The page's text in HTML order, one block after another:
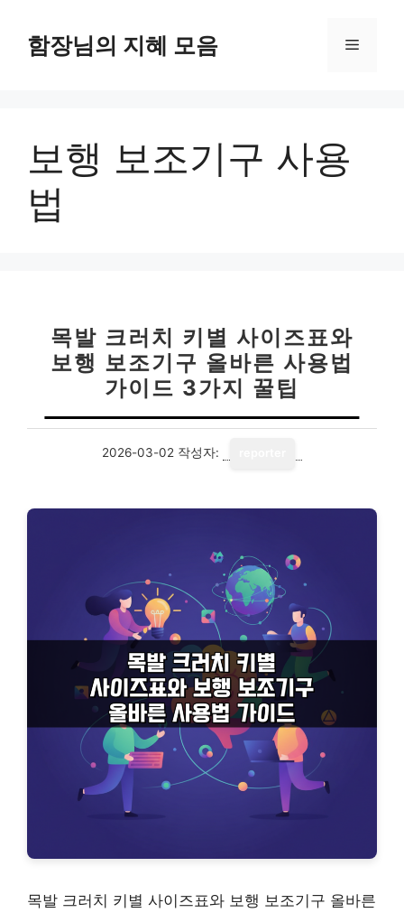
함장님의 지혜 모음 메
보행 보조기구 사용
법
목발 크러치 키별 사이즈표와
보행 보조기구 올바른 사용법
가이드 3가지 꿀팁
2026-03-02 작성자:
목발 크러치 키별 사이즈표와 보행 보조기구 올바른